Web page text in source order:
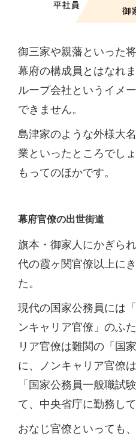
御三家や親藩といった
幕府の構成員とはなれ
ループ会社というイメ
できません。
島津家のような外様大
業といったところでし
もってのほかです。
幕府官僚の出世街道
旗本・御家人にかぎら
代の霞ヶ関官僚以上に
た。
現代の国家公務員には
ンキャリア官僚」のふ
リア官僚は難関の「国
に、ノンキャリア官僚
「国家公務員一般職試
て、中央省庁に勤務し
おなじ官僚といっても